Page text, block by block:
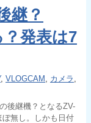
継？
？発表は7
, VLOGCAM カメラ
後継機？となるZV-
無し。しかも日付